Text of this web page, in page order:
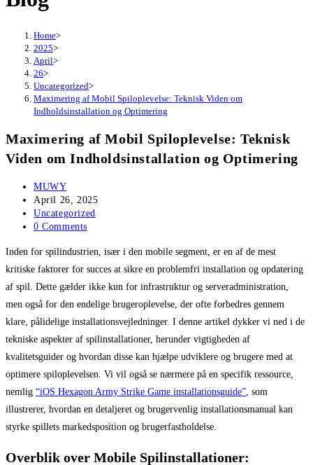
Home>
2025>
April>
26>
Uncategorized>
Maximering af Mobil Spiloplevelse: Teknisk Viden om
Indholdsinstallation og Optimering
Maximering af Mobil Spiloplevelse: Teknisk
Viden om Indholdsinstallation og Optimering
Post
author:
MUWY
Post
published:
April 26, 2025
Post
category:
Uncategorized
Post
0 Comments
Inden for spilindustrien, især i den mobile segment, er en af de mest
kritiske faktorer for succes at sikre en problemfri installation og opdatering
af spil. Dette gælder ikke kun for infrastruktur og serveradministration,
men også for den endelige brugeroplevelse, der ofte forbedres gennem
klare, pålidelige installationsvejledninger. I denne artikel dykker vi ned i de
tekniske aspekter af spilinstallationer, herunder vigtigheden af
kvalitetsguider og hvordan disse kan hjælpe udviklere og brugere med at
optimere spiloplevelsen. Vi vil også se nærmere på en specifik ressource,
nemlig “iOS Hexagon Army Strike Game installationsguide”, som
illustrerer, hvordan en detaljeret og brugervenlig installationsmanual kan
styrke spillets markedsposition og brugerfastholdelse.
Overblik over Mobile Spilinstallationer: